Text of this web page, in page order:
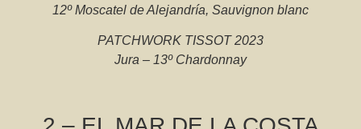
12º Moscatel de Alejandría, Sauvignon blanc
PATCHWORK TISSOT 2023
Jura – 13º Chardonnay